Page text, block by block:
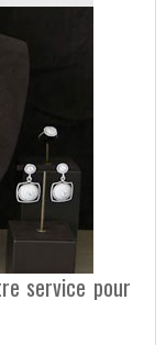
service pour